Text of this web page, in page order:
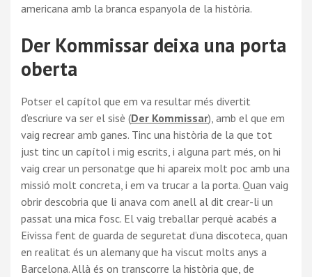
americana amb la branca espanyola de la història.
Der Kommissar deixa una porta
oberta
Potser el capítol que em va resultar més divertit
d’escriure va ser el sisè (Der Kommissar), amb el que em
vaig recrear amb ganes. Tinc una història de la que tot
just tinc un capítol i mig escrits, i alguna part més, on hi
vaig crear un personatge que hi apareix molt poc amb una
missió molt concreta, i em va trucar a la porta. Quan vaig
obrir descobria que li anava com anell al dit crear-li un
passat una mica fosc. El vaig treballar perquè acabés a
Eivissa fent de guarda de seguretat d’una discoteca, quan
en realitat és un alemany que ha viscut molts anys a
Barcelona. Allà és on transcorre la història que, de